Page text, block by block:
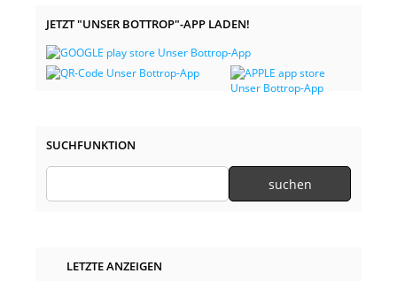
JETZT "UNSER BOTTROP"-APP LADEN!
SUCHFUNKTION
LETZTE ANZEIGEN